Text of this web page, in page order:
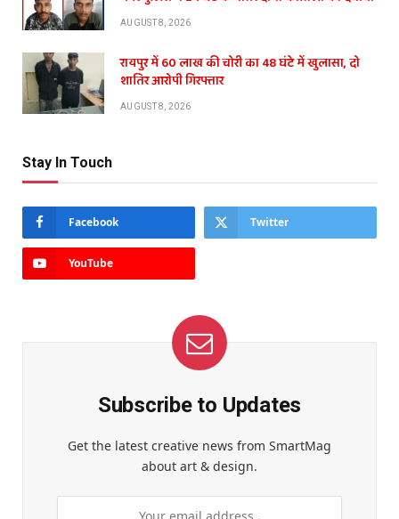
AUGUST 8, 2026
रायपुर में 60 लाख की चोरी का 48 घंटे में खुलासा, दो
शातिर आरोपी गिरफ्तार
AUGUST 8, 2026
Stay In Touch
Facebook Twitter
YouTube
Subscribe to Updates
Get the latest creative news from SmartMag
about art & design.